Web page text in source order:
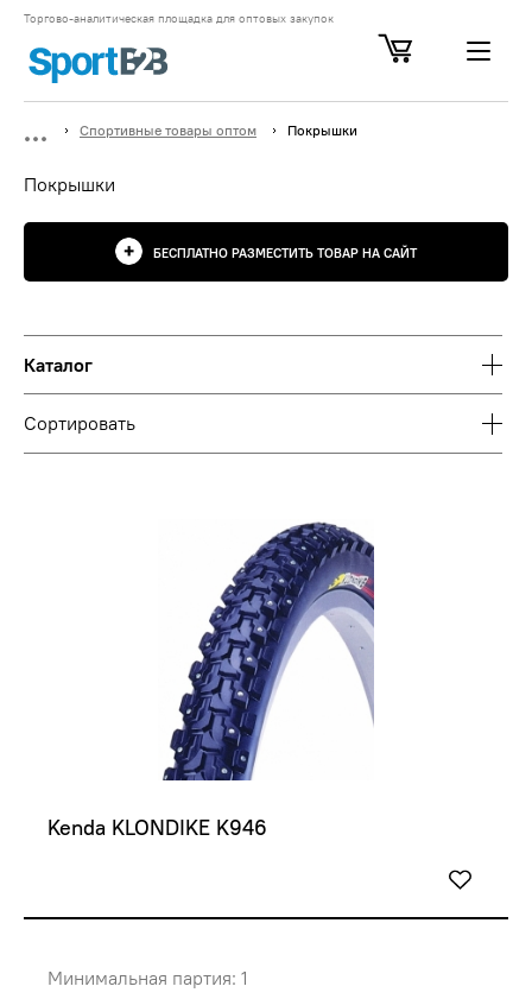
Торгово-аналитическая площадка для оптовых закупок
Спортивные товары оптом Покрышки
Покрышки
БЕСПЛАТНО РАЗМЕСТИТЬ ТОВАР НА САЙТ
Каталог
Сортировать
Kenda KLONDIKE K946
Минимальная партия: 1